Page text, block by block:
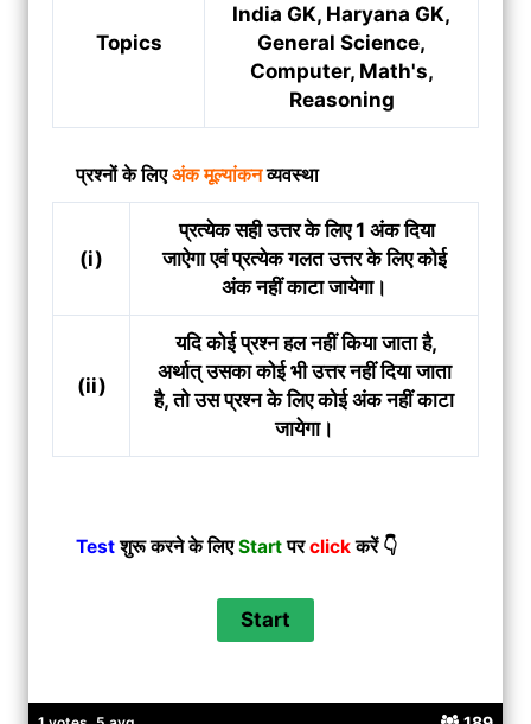
Topics
India GK, Haryana GK,
General Science,
Computer, Math's,
Reasoning
प्रश्नों के लिएअंक मूल्यांकनव्यवस्था
(i)
प्रत्येक सही उत्तर के लिए 1 अंक दिया
जाऐगा एवं प्रत्येक गलत उत्तर के लिए कोई
अंक नहीं काटा जायेगा।
(ii)
यदि कोई प्रश्न हल नहीं किया जाता है,
अर्थात् उसका कोई भी उत्तर नहीं दिया जाता
है, तो उस प्रश्न के लिए कोई अंक नहीं काटा
जायेगा।
Testशुरू करने के लिएStartपरclickकरें 👇